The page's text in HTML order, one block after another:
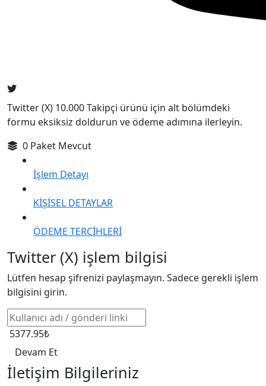
Twitter (X) 10.000 Takipçi ürünü için alt bölümdeki
formu eksiksiz doldurun ve ödeme adımına ilerleyin.
0 Paket Mevcut
İşlem Detayı
KİŞİSEL DETAYLAR
ÖDEME TERCİHLERİ
Twitter (X) işlem bilgisi
Lütfen hesap şifrenizi paylaşmayın. Sadece gerekli işlem
bilgisini girin.
5377.95₺
Devam Et
İletişim Bilgileriniz